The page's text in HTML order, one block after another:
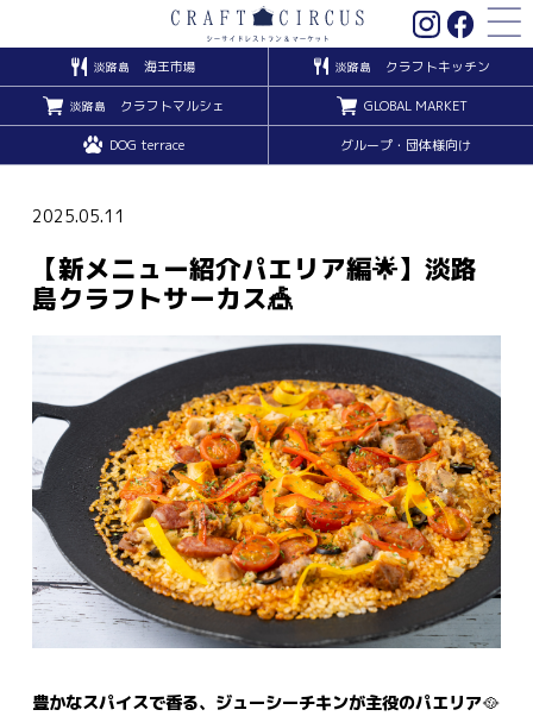
淡路島 海王市場 淡路島 クラフトキッチン
淡路島 クラフトマルシェ GLOBAL MARKET
DOG terrace グループ・団体様向け
2025.05.11
【新メニュー紹介パエリア編🌟】淡路
島クラフトサーカス🎪
豊かなスパイスで香る、ジューシーチキンが主役のパエリア🥘